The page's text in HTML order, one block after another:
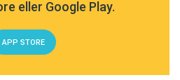
eller Google Play.
APP STORE